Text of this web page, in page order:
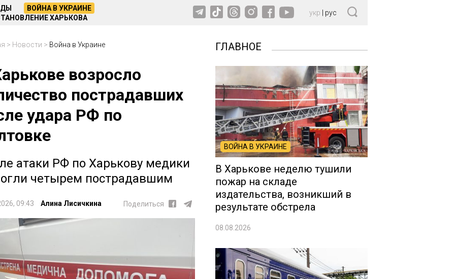
ВОЙНА В УКРАИНЕ
ХАРЬКОВА
укр рус
> Новости > Война в Украине
возросло
пострадавших
удара РФ по
атаки РФ по Харькову медики
четырем пострадавшим
09:43 Алина Лисичкина Поделиться
ГЛАВНОЕ
ВОЙНА В УКРАИНЕ
В Харькове неделю тушили
пожар на складе
издательства, возникший в
результате обстрела
08.08.2026